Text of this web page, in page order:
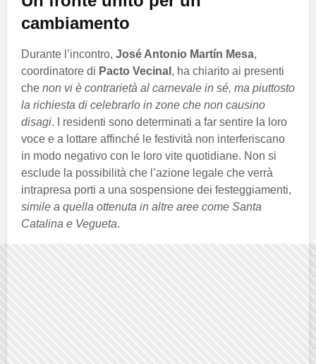
cambiamento
Durante l’incontro, José Antonio Martín Mesa,
coordinatore di Pacto Vecinal , ha chiarito ai presenti
che non vi è contrarietà al carnevale in sé, ma piuttosto
la richiesta di celebrarlo in zone che non causino
disagi. I residenti sono determinati a far sentire la loro
voce e a lottare affinché le festività non interferiscano
in modo negativo con le loro vite quotidiane. Non si
esclude la possibilità che l’azione legale che verrà
intrapresa porti a una sospensione dei festeggiamenti,
simile a quella ottenuta in altre aree come Santa
Catalina e Vegueta.